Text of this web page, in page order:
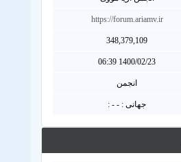
https://forum.ariamv.ir
348,379,109
1400/02/23 06:39
انجمن
جهانی : - - :